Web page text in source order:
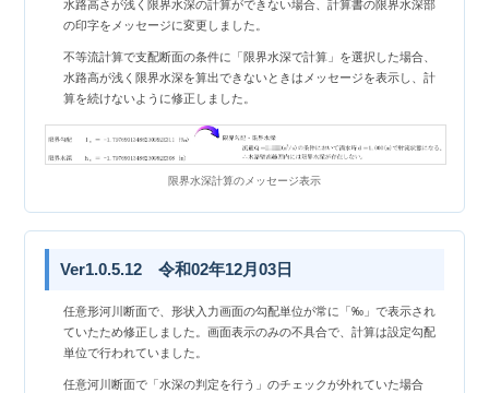
水路高さが浅く限界水深の計算ができない場合、計算書の限界水深部
の印字をメッセージに変更しました。
不等流計算で支配断面の条件に「限界水深で計算」を選択した場合、
水路高が浅く限界水深を算出できないときはメッセージを表示し、計
算を続けないように修正しました。
限界水深計算のメッセージ表示
Ver1.0.5.12 令和02年12月03日
任意形河川断面で、形状入力画面の勾配単位が常に「‰」で表示され
ていたため修正しました。画面表示のみの不具合で、計算は設定勾配
単位で行われていました。
任意河川断面で「水深の判定を行う」のチェックが外れていた場合